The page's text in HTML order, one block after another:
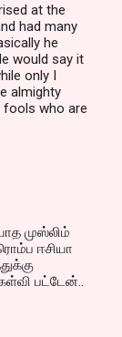
at the
had many
he
would say it
only I
almighty
who are
முஸ்லிம்
ஈசியா
பட்டேன்..